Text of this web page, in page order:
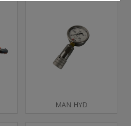
MAN HYD